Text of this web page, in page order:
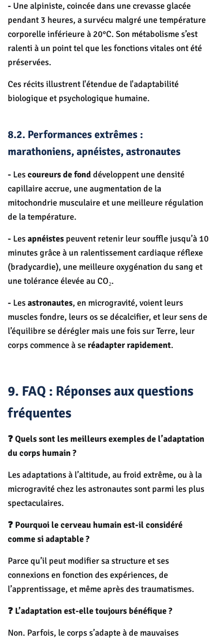
- Une alpiniste, coincée dans une crevasse glacée
pendant 3 heures, a survécu malgré une température
corporelle inférieure à 20°C. Son métabolisme s’est
ralenti à un point tel que les fonctions vitales ont été
préservées.
Ces récits illustrent l'étendue de l'adaptabilité
biologique et psychologique humaine.
8.2. Performances extrêmes :
marathoniens, apnéistes, astronautes
- Lescoureurs de fond développent une densité
capillaire accrue, une augmentation de la
mitochondrie musculaire et une meilleure régulation
de la température.
- Lesapnéistes peuvent retenir leur souffle jusqu’à 10
minutes grâce à un ralentissement cardiaque réflexe
(bradycardie), une meilleure oxygénation du sang et
une tolérance élevée au CO₂.
- Lesastronautes, en microgravité, voient leurs
muscles fondre, leurs os se décalcifier, et leur sens de
l’équilibre se dérégler mais une fois sur Terre, leur
corps commence à seréadapter rapidement.
9. FAQ : Réponses aux questions
fréquentes
❓ Quels sont les meilleurs exemples de l’adaptation
du corps humain ?
Les adaptations à l’altitude, au froid extrême, ou à la
microgravité chez les astronautes sont parmi les plus
spectaculaires.
❓ Pourquoi le cerveau humain est-il considéré
comme si adaptable ?
Parce qu’il peut modifier sa structure et ses
connexions en fonction des expériences, de
l’apprentissage, et même après des traumatismes.
❓ L’adaptation est-elle toujours bénéfique ?
Non. Parfois, le corps s’adapte à de mauvaises